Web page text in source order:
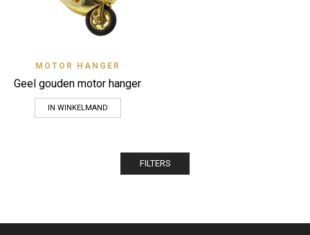
MOTOR HANGER
Geel gouden motor hanger
IN WINKELMAND
FILTERS